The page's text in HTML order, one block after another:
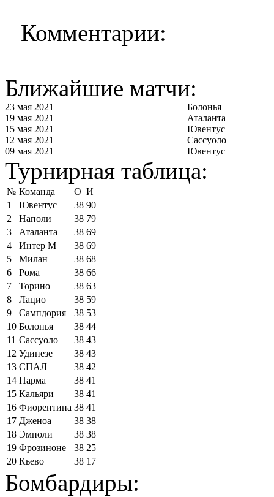
Комментарии:
Ближайшие матчи:
23 мая 2021
Болонья
19 мая 2021
Аталанта
15 мая 2021
Ювентус
12 мая 2021
Сассуоло
09 мая 2021
Ювентус
Турнирная таблица:
№ Команда О И
1
Ювентус 38 90
2
Наполи 38 79
3
Аталанта 38 69
4
Интер М 38 69
5
Милан 38 68
6
Рома 38 66
7
Торино 38 63
8
Лацио 38 59
9
Сампдория 38 53
10 Болонья 38 44
11 Сассуоло 38 43
12 Удинезе 38 43
13 СПАЛ 38 42
14 Парма 38 41
15 Кальяри 38 41
16 Фиорентина 38 41
17 Дженоа 38 38
18 Эмполи 38 38
19 Фрозиноне 38 25
20 Кьево 38 17
Бомбардиры: